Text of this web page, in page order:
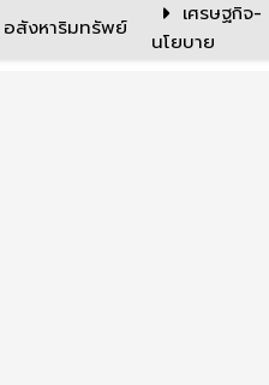
อสังหาริมทรัพย์
เศรษฐกิจ-
นโยบาย